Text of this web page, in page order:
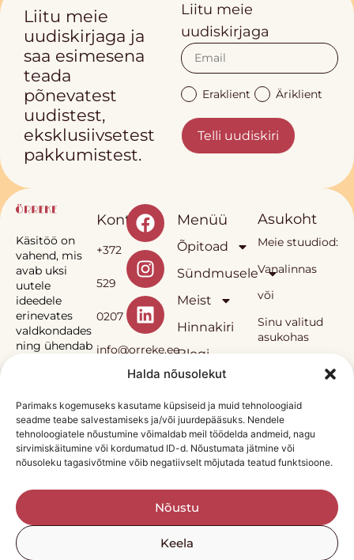
Halda nõusolekut
Parimaks kogemuseks kasutame küpsiseid ja muid tehnoloogiaid
seadme teabe salvestamiseks ja/või juurdepääsuks. Nendele
tehnoloogiatele nõustumine võimaldab meil töödelda andmeid, nagu
sirvimiskäitumine või kordumatud ID-d. Nõustumata jätmine või
nõusoleku tagasivõtmine võib negatiivselt mõjutada teatud funktsioone.
Nõustu
Keela
Liitu meie
uudiskirjaga ja
saa esimesena
teada
põnevatest
uudistest,
eksklusiivsetest
pakkumistest.
Liitu meie
uudiskirjaga
Eraklient Äriklient
Telli uudiskiri
Käsitöö on
vahend, mis
avab uksi
uutele
ideedele
erinevates
valdkondades
ning ühendab
Örrekese
õpitoad ja neis
kasutatav
metoodika on
all.
Kontakt
+372
529
0207
info@orreke.ee
OÜ
Menüü
Õpitoad
Sündmusele
Meist
Hinnakiri
Blogi
E-pood
Asukoht
Meie stuudiod:
Vanalinnas
või
Sinu valitud
asukohas